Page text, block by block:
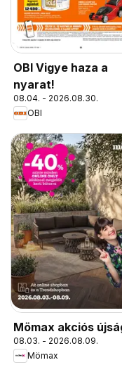
OBI Vigye haza a
nyarat!
08.04. - 2026.08.30.
OBI
Mömax akciós
08.03. - 2026.08.09.
Mömax